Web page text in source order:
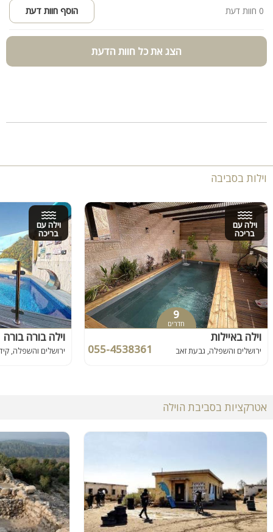
0 חוות דעת הוסף חוות דעת
הצג את כל חוות הדעת
וילות בסביבה
וילה עם
בריכה
9
חדרים
וילה באיילות
ירושלים והשפלה, גבעת זאב 055-4538361
וילה עם
בריכה
וילה בורה בורה
ירושלים והשפלה,
אטרקציות בסביבת הוילה